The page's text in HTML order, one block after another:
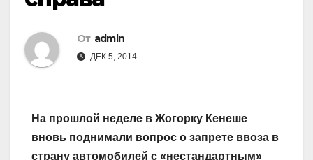
От admin
ДЕК 5, 2014
На прошлой неделе в Жогорку Кенеше
вновь поднимали вопрос о запрете ввоза в
страну автомобилей с «нестандартным»